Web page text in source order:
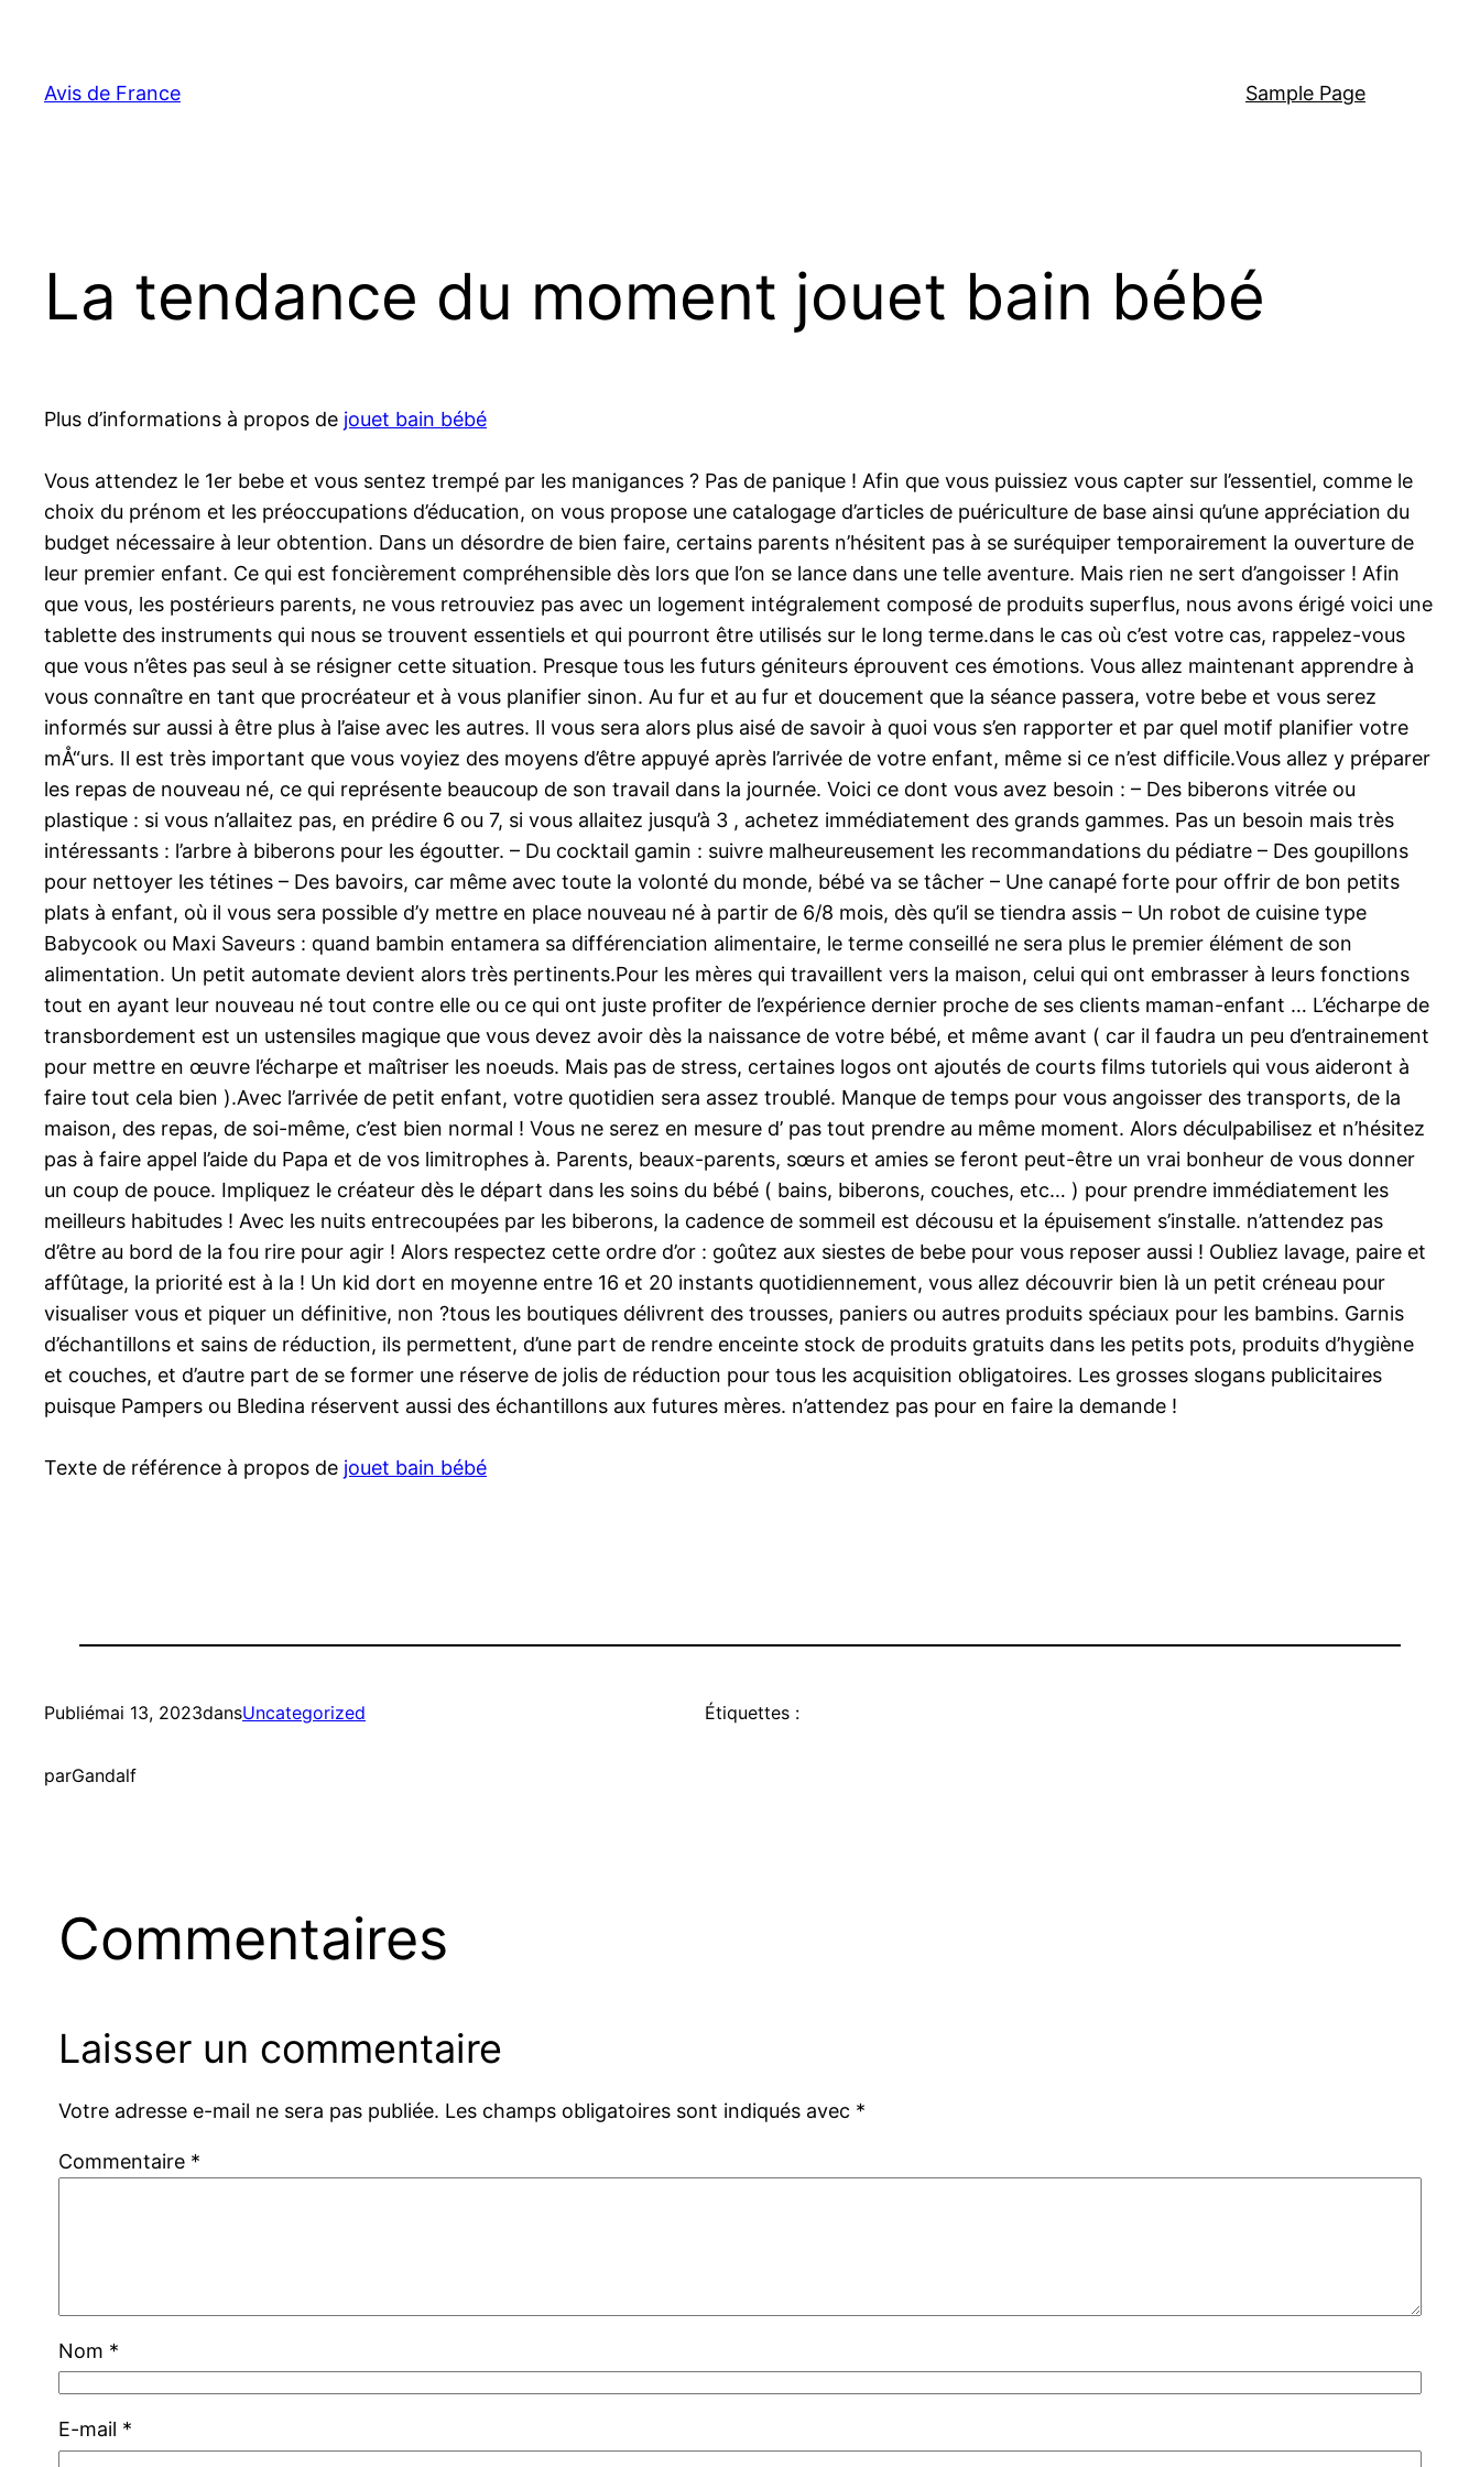
contenu
Avis de France Sample Page
La tendance du moment jouet bain bébé
Plus d’informations à propos de jouet bain bébé
Vous attendez le 1er bebe et vous sentez trempé par les manigances ? Pas de panique ! Afin que vous puissiez vous capter sur l’essentiel, comme le
choix du prénom et les préoccupations d’éducation, on vous propose une catalogage d’articles de puériculture de base ainsi qu’une appréciation du
budget nécessaire à leur obtention. Dans un désordre de bien faire, certains parents n’hésitent pas à se suréquiper temporairement la ouverture de
leur premier enfant. Ce qui est foncièrement compréhensible dès lors que l’on se lance dans une telle aventure. Mais rien ne sert d’angoisser ! Afin
que vous, les postérieurs parents, ne vous retrouviez pas avec un logement intégralement composé de produits superflus, nous avons érigé voici une
tablette des instruments qui nous se trouvent essentiels et qui pourront être utilisés sur le long terme.dans le cas où c’est votre cas, rappelez-vous
que vous n’êtes pas seul à se résigner cette situation. Presque tous les futurs géniteurs éprouvent ces émotions. Vous allez maintenant apprendre à
vous connaître en tant que procréateur et à vous planifier sinon. Au fur et au fur et doucement que la séance passera, votre bebe et vous serez
informés sur aussi à être plus à l’aise avec les autres. Il vous sera alors plus aisé de savoir à quoi vous s’en rapporter et par quel motif planifier votre
mÅ“urs. Il est très important que vous voyiez des moyens d’être appuyé après l’arrivée de votre enfant, même si ce n’est difficile.Vous allez y préparer
les repas de nouveau né, ce qui représente beaucoup de son travail dans la journée. Voici ce dont vous avez besoin : – Des biberons vitrée ou
plastique : si vous n’allaitez pas, en prédire 6 ou 7, si vous allaitez jusqu’à 3 , achetez immédiatement des grands gammes. Pas un besoin mais très
intéressants : l’arbre à biberons pour les égoutter. – Du cocktail gamin : suivre malheureusement les recommandations du pédiatre – Des goupillons
pour nettoyer les tétines – Des bavoirs, car même avec toute la volonté du monde, bébé va se tâcher – Une canapé forte pour offrir de bon petits
plats à enfant, où il vous sera possible d’y mettre en place nouveau né à partir de 6/8 mois, dès qu’il se tiendra assis – Un robot de cuisine type
Babycook ou Maxi Saveurs : quand bambin entamera sa différenciation alimentaire, le terme conseillé ne sera plus le premier élément de son
alimentation. Un petit automate devient alors très pertinents.Pour les mères qui travaillent vers la maison, celui qui ont embrasser à leurs fonctions
tout en ayant leur nouveau né tout contre elle ou ce qui ont juste profiter de l’expérience dernier proche de ses clients maman-enfant … L’écharpe de
transbordement est un ustensiles magique que vous devez avoir dès la naissance de votre bébé, et même avant ( car il faudra un peu d’entrainement
pour mettre en œuvre l’écharpe et maîtriser les noeuds. Mais pas de stress, certaines logos ont ajoutés de courts films tutoriels qui vous aideront à
faire tout cela bien ).Avec l’arrivée de petit enfant, votre quotidien sera assez troublé. Manque de temps pour vous angoisser des transports, de la
maison, des repas, de soi-même, c’est bien normal ! Vous ne serez en mesure d’ pas tout prendre au même moment. Alors déculpabilisez et n’hésitez
pas à faire appel l’aide du Papa et de vos limitrophes à. Parents, beaux-parents, sœurs et amies se feront peut-être un vrai bonheur de vous donner
un coup de pouce. Impliquez le créateur dès le départ dans les soins du bébé ( bains, biberons, couches, etc… ) pour prendre immédiatement les
meilleurs habitudes ! Avec les nuits entrecoupées par les biberons, la cadence de sommeil est décousu et la épuisement s’installe. n’attendez pas
d’être au bord de la fou rire pour agir ! Alors respectez cette ordre d’or : goûtez aux siestes de bebe pour vous reposer aussi ! Oubliez lavage, paire et
affûtage, la priorité est à la ! Un kid dort en moyenne entre 16 et 20 instants quotidiennement, vous allez découvrir bien là un petit créneau pour
visualiser vous et piquer un définitive, non ?tous les boutiques délivrent des trousses, paniers ou autres produits spéciaux pour les bambins. Garnis
d’échantillons et sains de réduction, ils permettent, d’une part de rendre enceinte stock de produits gratuits dans les petits pots, produits d’hygiène
et couches, et d’autre part de se former une réserve de jolis de réduction pour tous les acquisition obligatoires. Les grosses slogans publicitaires
puisque Pampers ou Bledina réservent aussi des échantillons aux futures mères. n’attendez pas pour en faire la demande !
Texte de référence à propos de jouet bain bébé
Publiémai 13, 2023dansUncategorized
parGandalf
Étiquettes :
Commentaires
Laisser un commentaire
Votre adresse e-mail ne sera pas publiée. Les champs obligatoires sont indiqués avec *
Commentaire *
Nom *
E-mail *